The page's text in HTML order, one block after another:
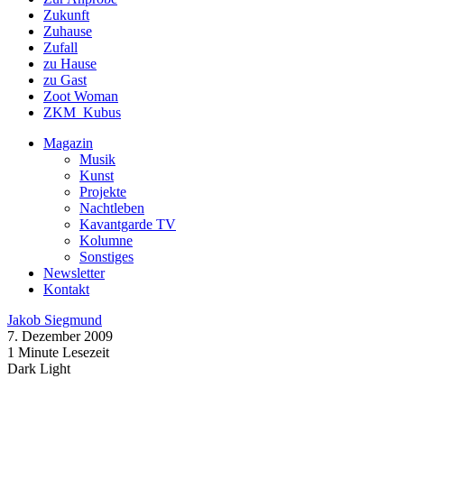
Zukunft
Zuhause
Zufall
zu Hause
zu Gast
Zoot Woman
ZKM_Kubus
Magazin
Musik
Kunst
Projekte
Nachtleben
Kavantgarde TV
Kolumne
Sonstiges
Newsletter
Kontakt
Jakob Siegmund
7. Dezember 2009
1 Minute Lesezeit
Dark Light